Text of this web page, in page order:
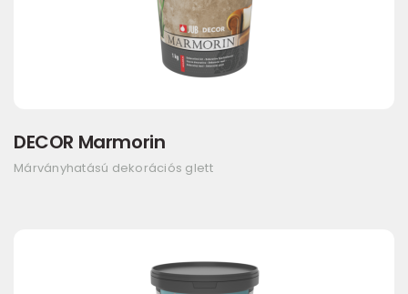
DECOR Marmorin
Márványhatású dekorációs glett